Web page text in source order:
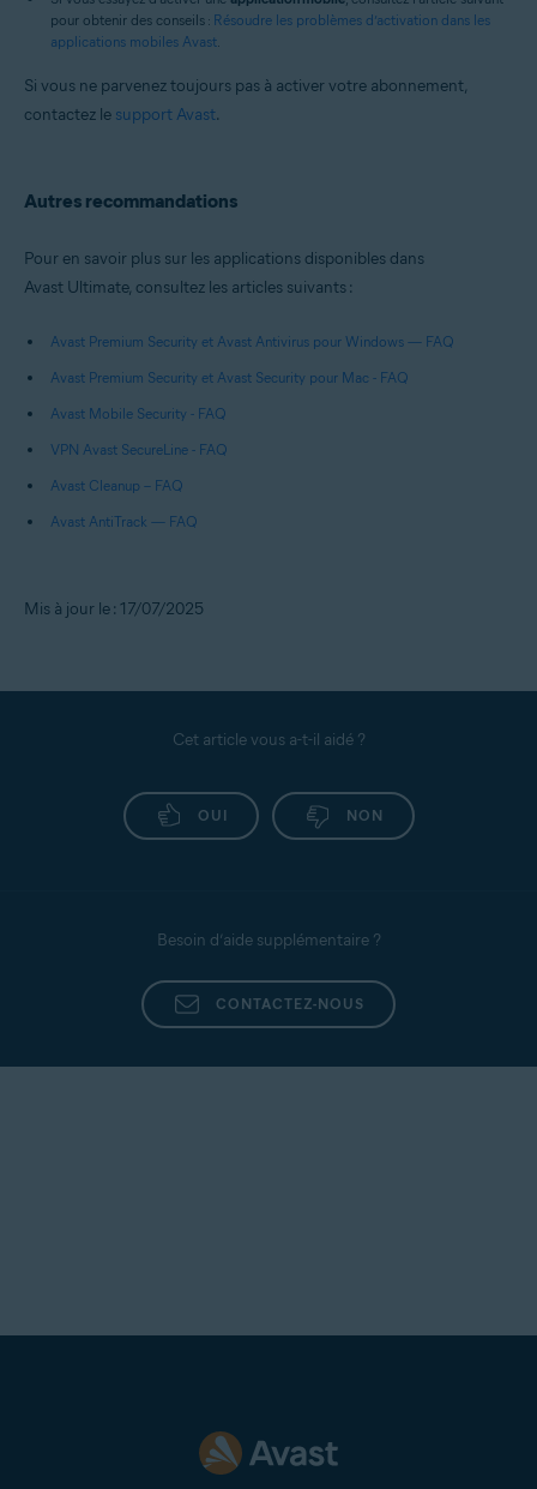
pour obtenir des conseils : Résoudre les problèmes d’activation dans les
applications mobiles Avast.
Si vous ne parvenez toujours pas à activer votre abonnement,
contactez le support Avast.
Autres recommandations
Pour en savoir plus sur les applications disponibles dans
Avast Ultimate, consultez les articles suivants :
Avast Premium Security et Avast Antivirus pour Windows — FAQ
Avast Premium Security et Avast Security pour Mac - FAQ
Avast Mobile Security - FAQ
VPN Avast SecureLine - FAQ
Avast Cleanup – FAQ
Avast AntiTrack — FAQ
Mis à jour le : 17/07/2025
Cet article vous a-t-il aidé ?
OUI NON
Besoin d’aide supplémentaire ?
CONTACTEZ-NOUS